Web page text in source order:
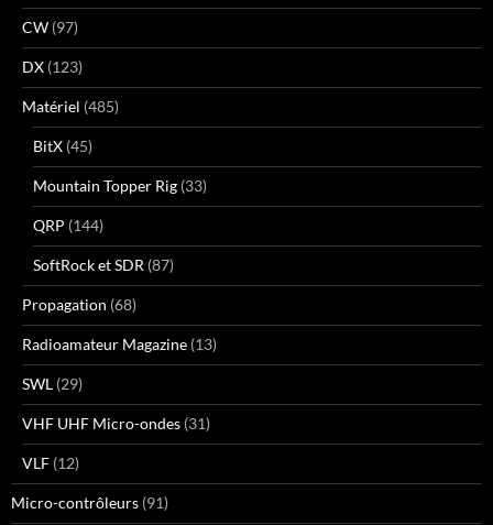
CW (97)
DX (123)
Matériel (485)
BitX (45)
Mountain Topper Rig (33)
QRP (144)
SoftRock et SDR (87)
Propagation (68)
Radioamateur Magazine (13)
SWL (29)
VHF UHF Micro-ondes (31)
VLF (12)
Micro-contrôleurs (91)